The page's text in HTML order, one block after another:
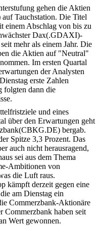
gehen die Aktien
Tauchstation. Die Titel
einem Abschlag von bis zu
Dax(.GDAXI)-
mehr als einem Jahr. Die
die Aktien auf "Neutral"
Im ersten Quartal
der Analysten
erste Zahlen
folgten dann die
und eines
über den Erwartungen geht
bergab.
Spitze 3,3 Prozent. Das
auch nicht herausragend,
sei aus dem Thema
Ambitionen von
die Luft raus.
kämpft derzeit gegen eine
am Dienstag ein
Commerzbank-Aktionäre
Commerzbank haben seit
Wert gewonnen.